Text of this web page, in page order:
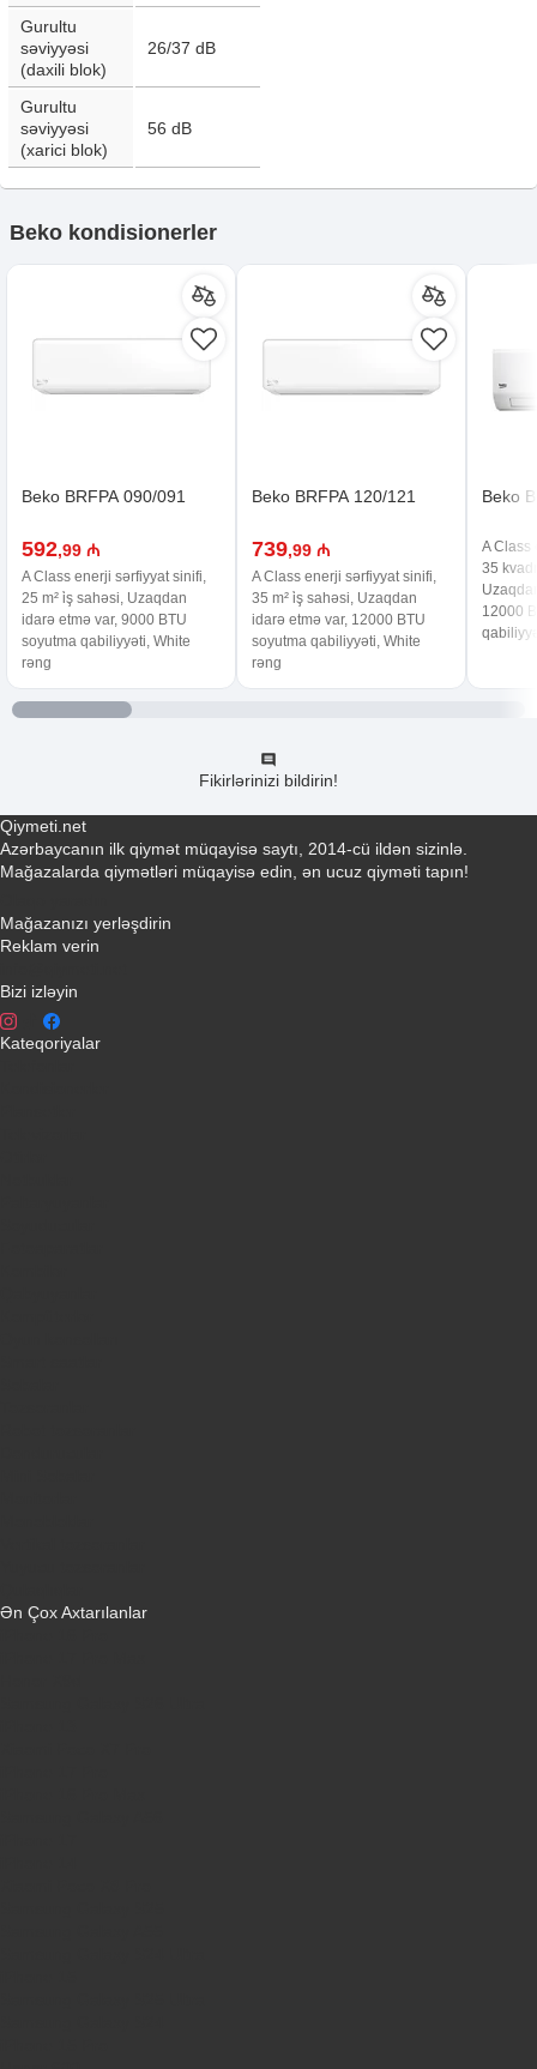
Gurultu
səviyyəsi
(daxili blok)
26/37 dB
Gurultu
səviyyəsi
(xarici blok)
56 dB
Beko kondisionerler
Beko BRFPA 090/091
592,99 ₼
A Class enerji sərfiyyat sinifi,
25 m² i̇ş sahəsi, Uzaqdan
idarə etmə var, 9000 BTU
soyutma qabiliyyəti, White
rəng
Beko BRFPA 120/121
739,99 ₼
A Class enerji sərfiyyat sinifi,
35 m² i̇ş sahəsi, Uzaqdan
idarə etmə var, 12000 BTU
soyutma qabiliyyəti, White
rəng
Beko
A Class
35
12000
Fikirlərinizi bildirin!
Qiymeti.net
Azərbaycanın ilk qiymət müqayisə saytı, 2014-cü ildən sizinlə.
Mağazalarda qiymətləri müqayisə edin, ən ucuz qiyməti tapın!
Mağazanızı yerləşdirin
Reklam verin
Bizi izləyin
Kateqoriyalar
Ən Çox Axtarılanlar